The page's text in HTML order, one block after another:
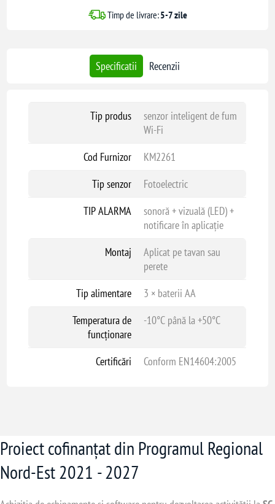
luminoasă (LED)
notificare în aplicație
Conectivitate Wi-Fi: 2.4 GHz (802.11 b/g/n)
Frecvență Wi-Fi: 2.412 – 2.480 GHz
Alimentare: 3 x baterii AA
Consum standby: ≤5 µA
Durată viață senzor: aproximativ 10 ani
Temperatură funcționare: -10°C ~ +50°C
Dimensiuni: 85 x 47 mm
Timp de livrare:5-7 zile
Specificatii Recenzii
Tip produs
senzor inteligent de fum
Wi-Fi
Cod Furnizor
KM2261
Tip senzor
Fotoelectric
TIP ALARMA
sonoră + vizuală (LED) +
notificare în aplicație
Montaj
Aplicat pe tavan sau
perete
Tip alimentare
3 × baterii AA
Temperatura de
funcționare
-10°C până la +50°C
Certificări Conform EN14604:2005
Proiect cofinanțat din Programul Regional
Nord-Est 2021 - 2027